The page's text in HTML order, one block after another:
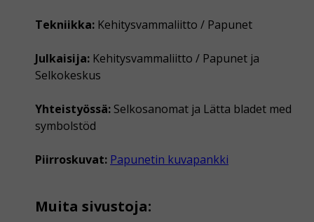
Tekniikka: Kehitysvammaliitto / Papunet
Julkaisija: Kehitysvammaliitto / Papunet ja
Selkokeskus
Yhteistyössä: Selkosanomat ja Lätta bladet med
symbolstöd
Piirroskuvat: Papunetin kuvapankki
Muita sivustoja: